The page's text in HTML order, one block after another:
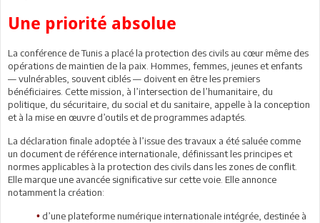
Une priorité absolue
La conférence de Tunis a placé la protection des civils au cœur même des
opérations de maintien de la paix. Hommes, femmes, jeunes et enfants
— vulnérables, souvent ciblés — doivent en être les premiers
bénéficiaires. Cette mission, à l’intersection de l’humanitaire, du
politique, du sécuritaire, du social et du sanitaire, appelle à la conception
et à la mise en œuvre d’outils et de programmes adaptés.
La déclaration finale adoptée à l’issue des travaux a été saluée comme
un document de référence internationale, définissant les principes et
normes applicables à la protection des civils dans les zones de conflit.
Elle marque une avancée significative sur cette voie. Elle annonce
notamment la création:
• d’une plateforme numérique internationale intégrée, destinée à